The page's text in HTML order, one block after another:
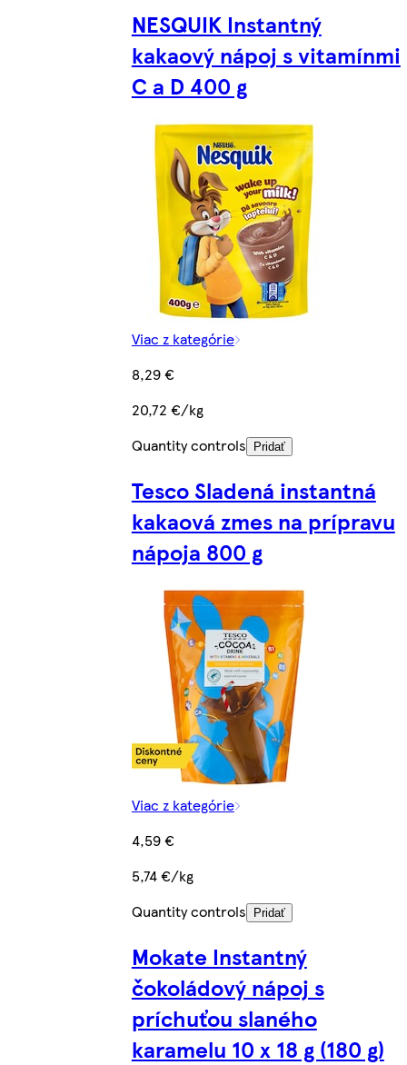
NESQUIK Instantný
kakaový nápoj s vitamínmi
C a D 400 g
Viac z kategórie
8,29 €
20,72 €/kg
Quantity controls
Pridať
Tesco Sladená instantná
kakaová zmes na prípravu
nápoja 800 g
Viac z kategórie
4,59 €
5,74 €/kg
Quantity controls
Pridať
Mokate Instantný
čokoládový nápoj s
príchuťou slaného
karamelu 10 x 18 g (180 g)